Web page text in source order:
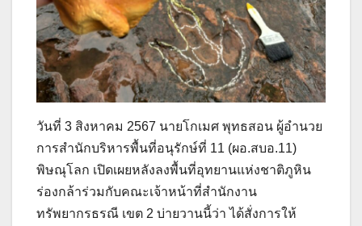
วันที่ 3 สิงหาคม 2567 นายโกเมศ พุทธสอน ผู้อำนวย
การสำนักบริหารพื้นที่อนุรักษ์ที่ 11 (ผอ.สบอ.11)
พิษณุโลก เปิดเผยหลังลงพื้นที่อุทยานแห่งชาติภูหิน
ร่องกล้าร่วมกับคณะเจ้าหน้าที่สำนักงาน
ทรัพยากรธรณี เขต 2 บ่ายวานนี้ว่า ได้สั่งการให้